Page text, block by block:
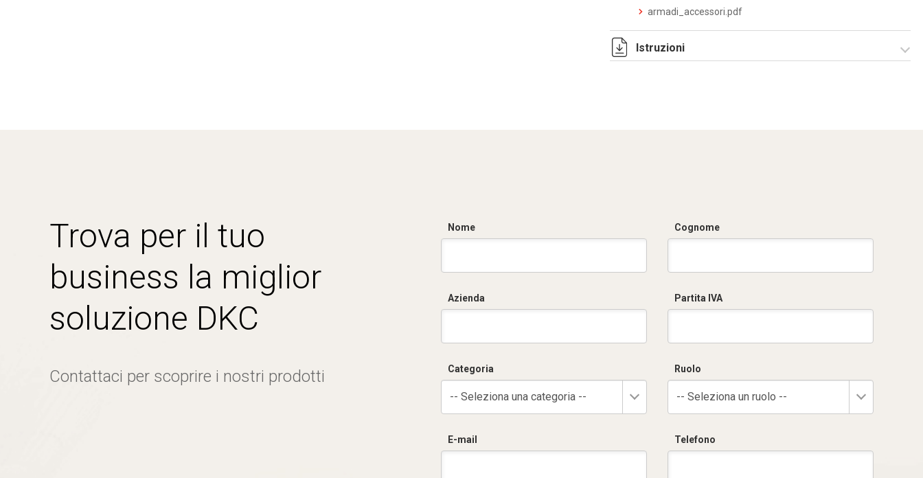
armadi_accessori.pdf
Istruzioni
Trova per il tuo
business la miglior
soluzione DKC
Contattaci per scoprire i nostri prodotti
Nome Cognome
Azienda Partita IVA
Categoria
-- Seleziona una categoria --
Ruolo
-- Seleziona un ruolo --
E-mail Telefono